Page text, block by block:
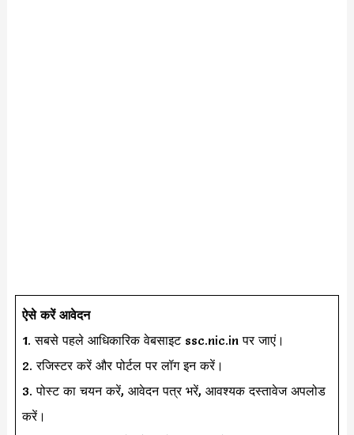
ऐसे करें आवेदन
1. सबसे पहले आधिकारिक वेबसाइट ssc.nic.in पर जाएं।
2. रजिस्टर करें और पोर्टल पर लॉग इन करें।
3. पोस्ट का चयन करें, आवेदन पत्र भरें, आवश्यक दस्तावेज अपलोड
करें।